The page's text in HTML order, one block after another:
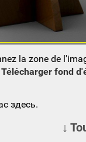
la zone de
Télécharger fond
здесь.
↓